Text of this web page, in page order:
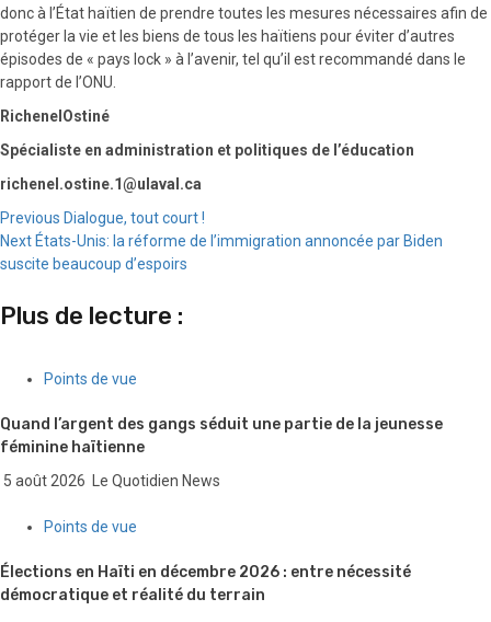
donc à l’État haïtien de prendre toutes les mesures nécessaires afin de
protéger la vie et les biens de tous les haïtiens pour éviter d’autres
épisodes de « pays lock » à l’avenir, tel qu’il est recommandé dans le
rapport de l’ONU.
RichenelOstiné
Spécialiste en administration et politiques de l’éducation
richenel.ostine.1@ulaval.ca
Continue
Reading
Previous Dialogue, tout court !
Next États-Unis: la réforme de l’immigration annoncée par Biden
suscite beaucoup d’espoirs
Plus de lecture :
Points de vue
Quand l’argent des gangs séduit une partie de la jeunesse
féminine haïtienne
5 août 2026 Le Quotidien News
Points de vue
Élections en Haïti en décembre 2026 : entre nécessité
démocratique et réalité du terrain